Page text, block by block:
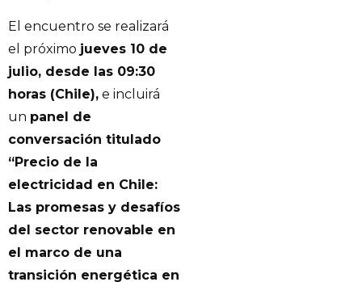
El encuentro se realizará
el próximo jueves 10 de
julio, desde las 09:30
horas (Chile), e incluirá
un panel de
conversación titulado
“Precio de la
electricidad en Chile:
Las promesas y desafíos
del sector renovable en
el marco de una
transición energética en